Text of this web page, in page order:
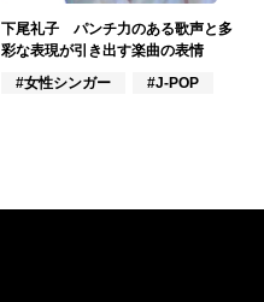
下尾礼子 パンチ力のある歌声と多
彩な表現が引き出す楽曲の表情
#女性シンガー
#J-POP